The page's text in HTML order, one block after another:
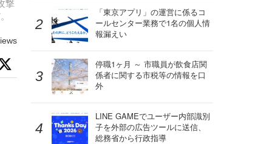
撃
「東京アプリ」の運営に係るコ
ールセンター業務で1名の個人情
報漏えい
停職1ヶ月 ～ 市職員が飲食店関
係者に関する市税等の情報を口
外
LINE GAMEでユーザー内部識別
子を外部の広告ツールに送信、
総務省から行政指導